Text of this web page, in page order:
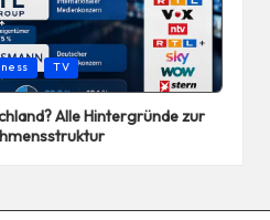
TV
Alle Hintergründe zur